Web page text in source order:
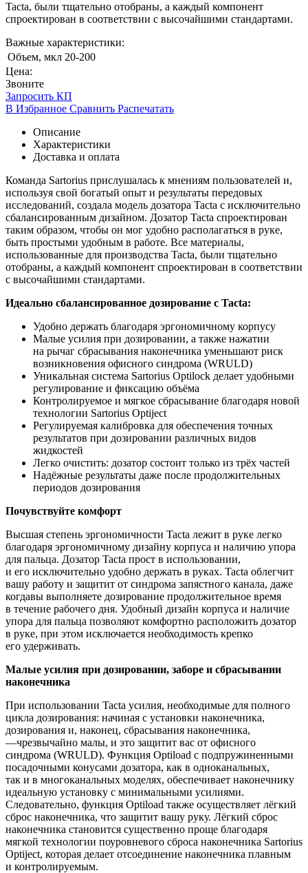
Tacta, были тщательно отобраны, а каждый компонент
спроектирован в соответствии с высочайшими стандартами.
Важные характеристики:
Объем, мкл 20-200
Цена:
Звоните
Запросить КП
В Избранное Сравнить Распечатать
Описание
Характеристики
Доставка и оплата
Команда Sartorius прислушалась к мнениям пользователей и,
используя свой богатый опыт и результаты передовых
исследований, создала модель дозатора Tacta с исключительно
сбалансированным дизайном. Дозатор Tacta спроектирован
таким образом, чтобы он мог удобно располагаться в руке,
быть простыми удобным в работе. Все материалы,
использованные для производства Tacta, были тщательно
отобраны, а каждый компонент спроектирован в соответствии
с высочайшими стандартами.
Идеально сбалансированное дозирование с Tacta:
Удобно держать благодаря эргономичному корпусу
Малые усилия при дозировании, а также нажатии
на рычаг сбрасывания наконечника уменьшают риск
возникновения офисного синдрома (WRULD)
Уникальная система Sartorius Optilock делает удобными
регулирование и фиксацию объёма
Контролируемое и мягкое сбрасывание благодаря новой
технологии Sartorius Optiject
Регулируемая калибровка для обеспечения точных
результатов при дозировании различных видов
жидкостей
Легко очистить: дозатор состоит только из трёх частей
Надёжные результаты даже после продолжительных
периодов дозирования
Почувствуйте комфорт
Высшая степень эргономичности Tacta лежит в руке легко
благодаря эргономичному дизайну корпуса и наличию упора
для пальца. Дозатор Tacta прост в использовании,
и его исключительно удобно держать в руках. Tacta облегчит
вашу работу и защитит от синдрома запястного канала, даже
когдавы выполняете дозирование продолжительное время
в течение рабочего дня. Удобный дизайн корпуса и наличие
упора для пальца позволяют комфортно расположить дозатор
в руке, при этом исключается необходимость крепко
его удерживать.
Малые усилия при дозировании, заборе и сбрасывании
наконечника
При использовании Tacta усилия, необходимые для полного
цикла дозирования: начиная с установки наконечника,
дозирования и, наконец, сбрасывания наконечника,
―чрезвычайно малы, и это защитит вас от офисного
синдрома (WRULD). Функция Optiload с подпружиненными
посадочными конусами дозатора, как в одноканальных,
так и в многоканальных моделях, обеспечивает наконечнику
идеальную установку с минимальными усилиями.
Следовательно, функция Optiload также осуществляет лёгкий
сброс наконечника, что защитит вашу руку. Лёгкий сброс
наконечника становится существенно проще благодаря
мягкой технологии поуровневого сброса наконечника Sartorius
Optiject, которая делает отсоединение наконечника плавным
и контролируемым.